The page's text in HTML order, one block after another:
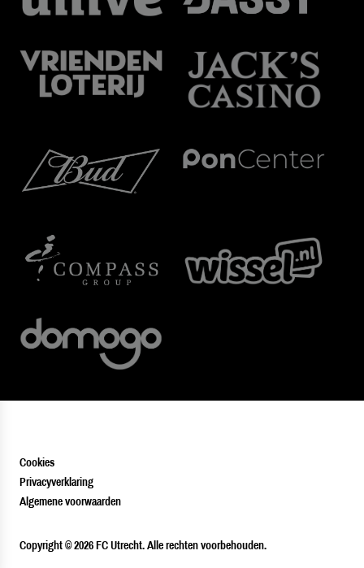
Cookies
Privacyverklaring
Algemene voorwaarden
Copyright © 2026 FC Utrecht. Alle rechten voorbehouden.
PLAYER